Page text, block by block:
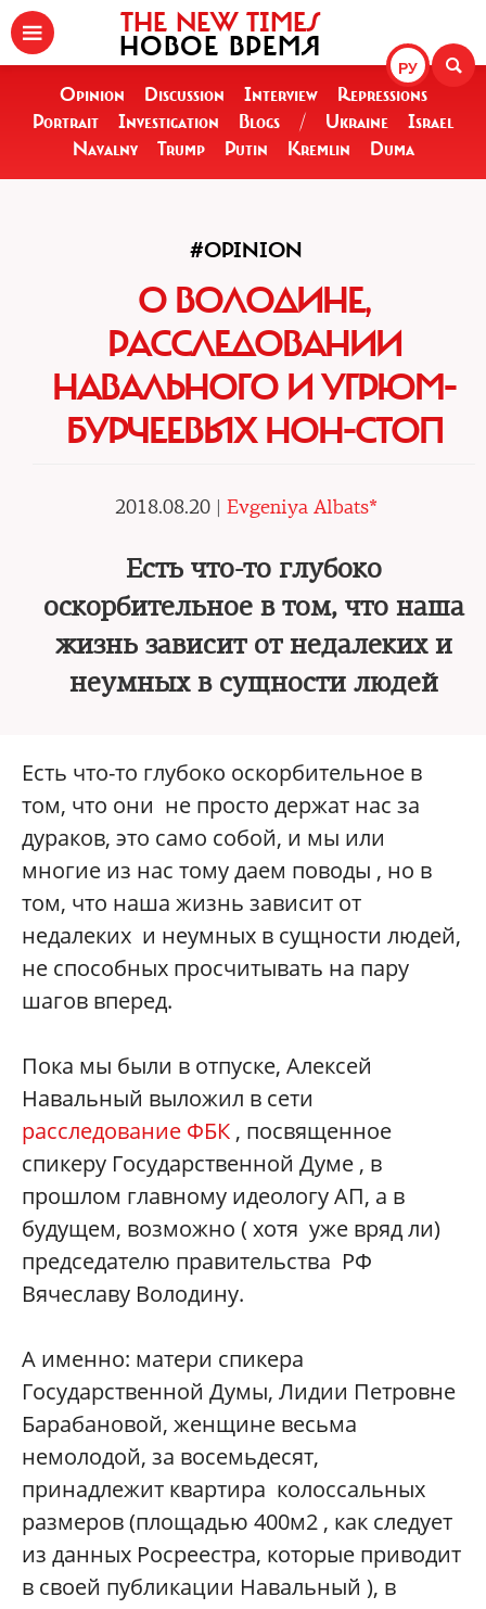
РУ
THE NEW TIMES
НОВОЕ ВРЕМЯ
Opinion Discussion Interview
Repressions
Portrait
Investigation Blogs / Ukraine
Israel
Navalny
Trump Putin Kremlin Duma
#OPINION
О ВОЛОДИНЕ,
РАССЛЕДОВАНИИ
НАВАЛЬНОГО И УГРЮМ-
БУРЧЕЕВЫХ НОН-СТОП
2018.08.20 | Evgeniya Albats*
Есть что-то глубоко
оскорбительное в том, что наша
жизнь зависит от недалеких и
неумных в сущности людей
Есть что-то глубоко оскорбительное в
том, что они не просто держат нас за
дураков, это само собой, и мы или
многие из нас тому даем поводы , но в
том, что наша жизнь зависит от
недалеких и неумных в сущности людей,
не способных просчитывать на пару
шагов вперед.
Пока мы были в отпуске, Алексей
Навальный выложил в сети
расследование ФБК , посвященное
спикеру Государственной Думе , в
прошлом главному идеологу АП, а в
будущем, возможно ( хотя уже вряд ли)
председателю правительства РФ
Вячеславу Володину.
А именно: матери спикера
Государственной Думы, Лидии Петровне
Барабановой, женщине весьма
немолодой, за восемьдесят,
принадлежит квартира колоссальных
размеров (площадью 400м2 , как следует
из данных Росреестра, которые приводит
в своей публикации Навальный ), в